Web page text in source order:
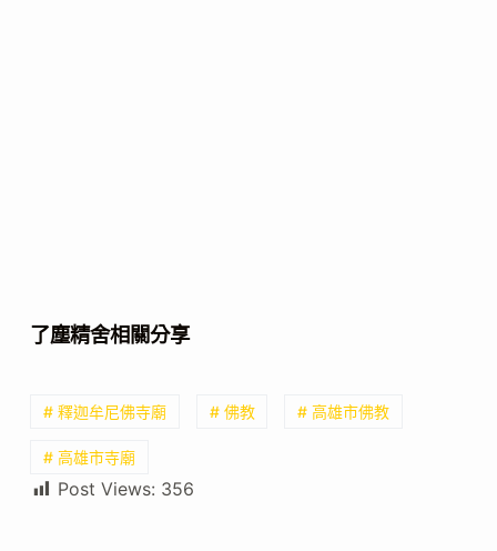
了塵精舍相關分享
# 釋迦牟尼佛寺廟 # 佛教 # 高雄市佛教
# 高雄市寺廟
Post Views: 356